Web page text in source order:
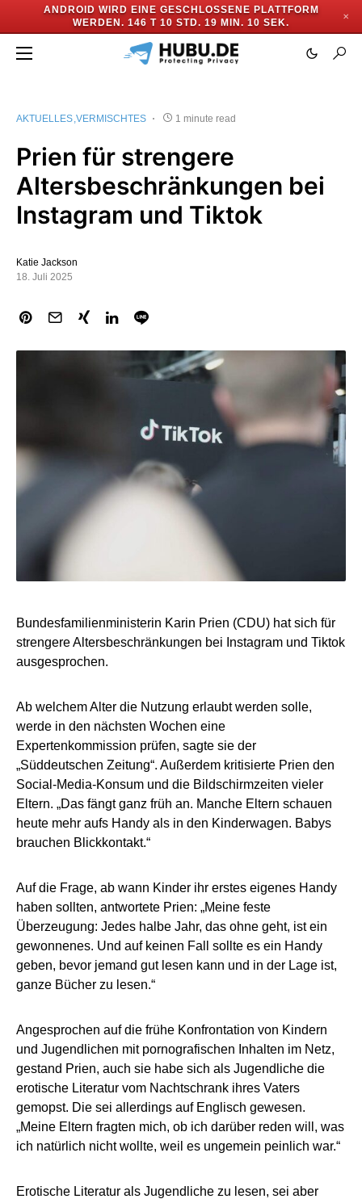
ANDROID WIRD EINE GESCHLOSSENE PLATTFORM
WERDEN. 146 T 10 STD. 19 MIN. 10 SEK.
✕
AKTUELLES VERMISCHTES 1 minute read
Prien für strengere
Altersbeschränkungen bei
Instagram und Tiktok
Katie Jackson
18. Juli 2025
Bundesfamilienministerin Karin Prien (CDU) hat sich für
strengere Altersbeschränkungen bei Instagram und Tiktok
ausgesprochen.
Ab welchem Alter die Nutzung erlaubt werden solle,
werde in den nächsten Wochen eine
Expertenkommission prüfen, sagte sie der
„Süddeutschen Zeitung“. Außerdem kritisierte Prien den
Social-Media-Konsum und die Bildschirmzeiten vieler
Eltern. „Das fängt ganz früh an. Manche Eltern schauen
heute mehr aufs Handy als in den Kinderwagen. Babys
brauchen Blickkontakt.“
Auf die Frage, ab wann Kinder ihr erstes eigenes Handy
haben sollten, antwortete Prien: „Meine feste
Überzeugung: Jedes halbe Jahr, das ohne geht, ist ein
gewonnenes. Und auf keinen Fall sollte es ein Handy
geben, bevor jemand gut lesen kann und in der Lage ist,
ganze Bücher zu lesen.“
Angesprochen auf die frühe Konfrontation von Kindern
und Jugendlichen mit pornografischen Inhalten im Netz,
gestand Prien, auch sie habe sich als Jugendliche die
erotische Literatur vom Nachtschrank ihres Vaters
gemopst. Die sei allerdings auf Englisch gewesen.
„Meine Eltern fragten mich, ob ich darüber reden will, was
ich natürlich nicht wollte, weil es ungemein peinlich war.“
Erotische Literatur als Jugendliche zu lesen, sei aber